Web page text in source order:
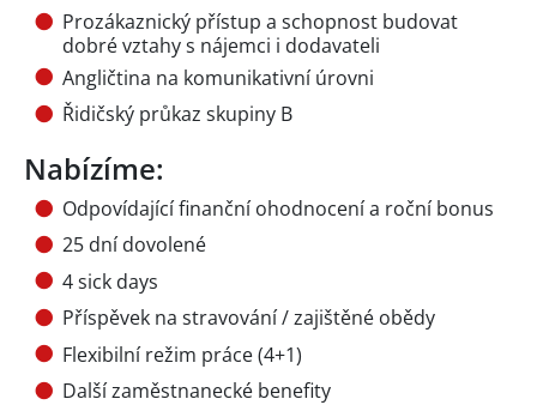
Prozákaznický přístup a schopnost budovat
dobré vztahy s nájemci i dodavateli
Angličtina na komunikativní úrovni
Řidičský průkaz skupiny B
Nabízíme:
Odpovídající finanční ohodnocení a roční bonus
25 dní dovolené
4 sick days
Příspěvek na stravování / zajištěné obědy
Flexibilní režim práce (4+1)
Další zaměstnanecké benefity